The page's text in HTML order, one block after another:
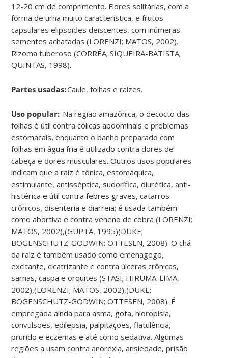
12-20 cm de comprimento. Flores solitárias, com a
forma de urna muito característica, e frutos
capsulares elipsoides deiscentes, com inúmeras
sementes achatadas (LORENZI; MATOS, 2002).
Rizoma tuberoso (CORRÊA; SIQUEIRA-BATISTA;
QUINTAS, 1998).
Partes usadas:Caule, folhas e raízes.
Uso popular: Na região amazônica, o decocto das
folhas é útil contra cólicas abdominais e problemas
estomacais, enquanto o banho preparado com
folhas em água fria é utilizado contra dores de
cabeça e dores musculares. Outros usos populares
indicam que a raiz é tônica, estomáquica,
estimulante, antisséptica, sudorífica, diurética, anti-
histérica e útil contra febres graves, catarros
crônicos, disenteria e diarreia; é usada também
como abortiva e contra veneno de cobra (LORENZI;
MATOS, 2002),(GUPTA, 1995)(DUKE;
BOGENSCHUTZ-GODWIN; OTTESEN, 2008). O chá
da raiz é também usado como emenagogo,
excitante, cicatrizante e contra úlceras crônicas,
sarnas, caspa e orquites (STASI; HIRUMA-LIMA,
2002),(LORENZI; MATOS, 2002),(DUKE;
BOGENSCHUTZ-GODWIN; OTTESEN, 2008). É
empregada ainda para asma, gota, hidropisia,
convulsões, epilepsia, palpitações, flatulência,
prurido e eczemas e até como sedativa. Algumas
regiões a usam contra anorexia, ansiedade, prisão